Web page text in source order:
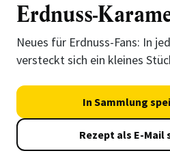
Erdnuss-
Neues für Erdnuss-Fans: In
versteckt sich ein kleines
In Sammlung
Rezept als E-Mail